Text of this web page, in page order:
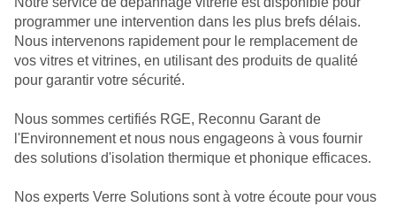
programmer une intervention dans les plus brefs délais.
Nous intervenons rapidement pour le remplacement de
vos vitres et vitrines, en utilisant des produits de qualité
pour garantir votre sécurité.
Nous sommes certifiés RGE, Reconnu Garant de
l'Environnement et nous nous engageons à vous fournir
des solutions d'isolation thermique et phonique efficaces.
Nos experts Verre Solutions sont à votre écoute pour vous